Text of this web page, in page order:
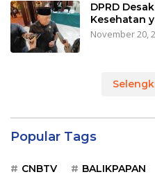
DPRD
Kesehatan
November 20,
Popular Tags
CNBTV BALIKPAPAN